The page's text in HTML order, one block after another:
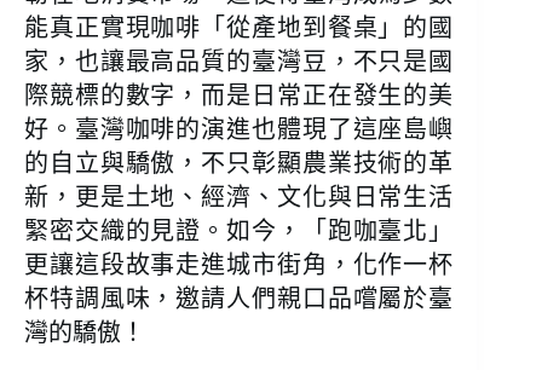
能真正實現咖啡「從產地到餐桌」的國
家，也讓最高品質的臺灣豆，不只是國
際競標的數字，而是日常正在發生的美
好。臺灣咖啡的演進也體現了這座島嶼
的自立與驕傲，不只彰顯農業技術的革
新，更是土地、經濟、文化與日常生活
緊密交織的見證。如今，「跑咖臺北」
更讓這段故事走進城市街角，化作一杯
杯特調風味，邀請人們親口品嚐屬於臺
灣的驕傲！